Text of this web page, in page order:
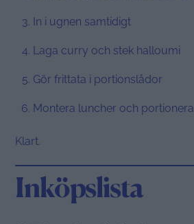
In i ugnen samtidigt
Laga curry och stek halloumi
Gör frittata i portionslådor
Montera luncher och portionera
Klart.
Inköpslista